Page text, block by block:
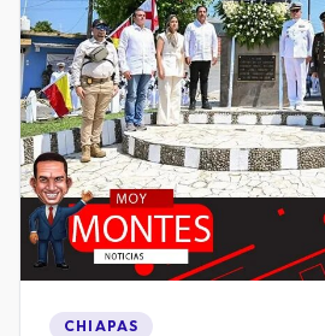
CHIAPAS